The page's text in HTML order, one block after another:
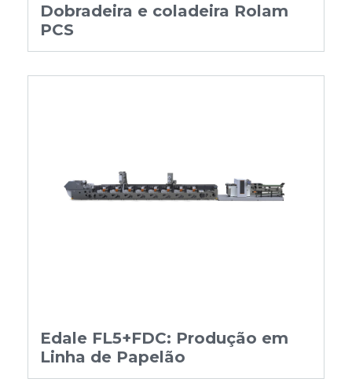
Dobradeira e coladeira Rolam
PCS
Edale FL5+FDC: Produção em
Linha de Papelão